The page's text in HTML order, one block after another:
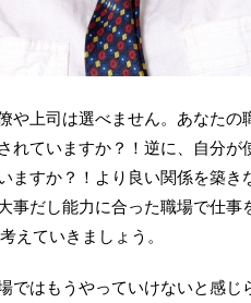
や上司は選べません。あなた
れていますか？！逆に、自分が
ますか？！より良い関係を築き
だし能力に合った職場で仕事
えていきましょう。
ではもうやっていけないと感じ